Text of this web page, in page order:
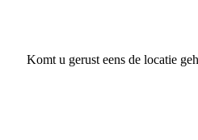
Komt u gerust eens de locatie